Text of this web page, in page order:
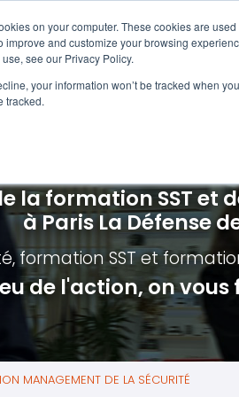
on your computer. These cookies are
improve and customize your browsing
see our Privacy Policy.
your information won’t be tracked when
tracked.
SST
Paris
Formation incendie
Formation évacuation
Formation équipiers de
Formation Manipulation
Formation Incendie en
la formation SST et
à Paris La Défense
formation SST et
de l'action, on
MANAGEMENT DE LA SÉCURITÉ